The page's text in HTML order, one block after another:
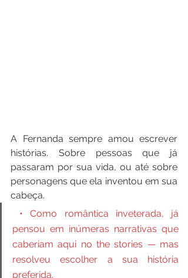
A Fernanda sempre amou escrever
histórias. Sobre pessoas que já
passaram por sua vida, ou até sobre
personagens que ela inventou em sua
cabeça.
pensou em inúmeras narrativas que
caberiam aqui no the stories — mas
resolveu escolher a sua história
preferida.